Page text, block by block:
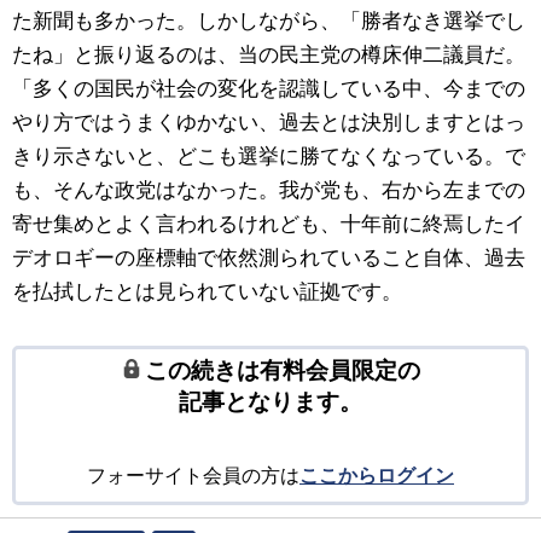
た新聞も多かった。しかしながら、「勝者なき選挙でし
たね」と振り返るのは、当の民主党の樽床伸二議員だ。
「多くの国民が社会の変化を認識している中、今までの
やり方ではうまくゆかない、過去とは決別しますとはっ
きり示さないと、どこも選挙に勝てなくなっている。で
も、そんな政党はなかった。我が党も、右から左までの
寄せ集めとよく言われるけれども、十年前に終焉したイ
デオロギーの座標軸で依然測られていること自体、過去
を払拭したとは見られていない証拠です。
この続きは有料会員限定の
記事となります。
フォーサイト会員の方はここからログイン